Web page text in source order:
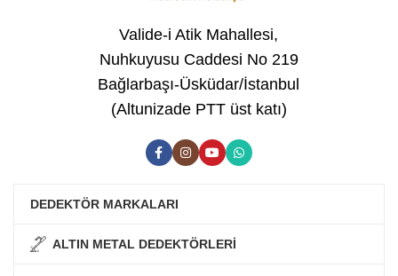
Valide-i Atik Mahallesi,
Nuhkuyusu Caddesi No 219
Bağlarbaşı-Üsküdar/İstanbul
(Altunizade PTT üst katı)
DEDEKTÖR MARKALARI
ALTIN METAL DEDEKTÖRLERİ